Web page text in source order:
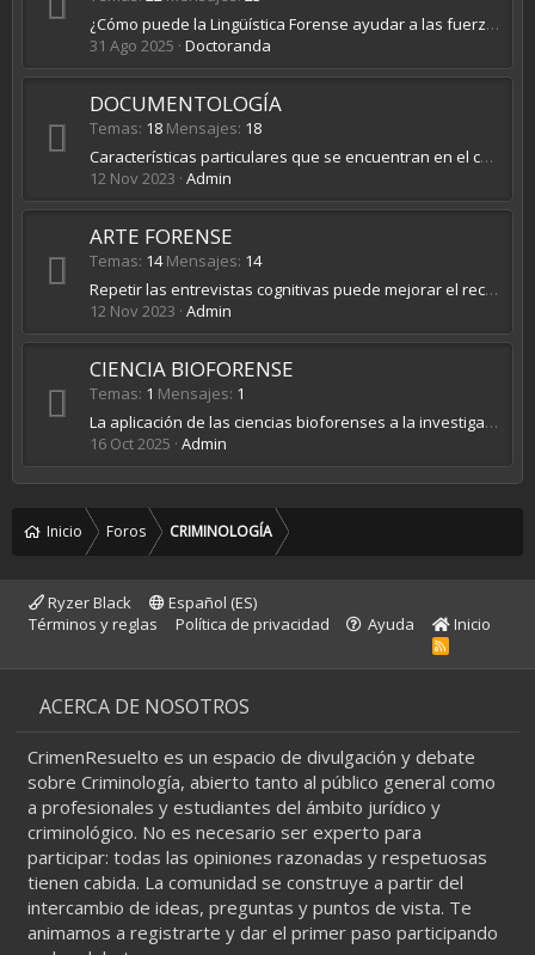
¿Cómo puede la Lingüística Forense ayudar a las fuerzas de seguridad? Aplicaciones pasadas, presentes y futuras
31 Ago 2025 Doctoranda
DOCUMENTOLOGÍA
Temas 18 Mensajes 18
Características particulares que se encuentran en el cotejamiento entre firmas impregnadas en papel y firmas capturadas digitalmente
12 Nov 2023 Admin
ARTE FORENSE
Temas 14 Mensajes 14
Repetir las entrevistas cognitivas puede mejorar el recuerdo de un rostro, pero no el reconocimiento de un retrato compuesto
12 Nov 2023 Admin
CIENCIA BIOFORENSE
Temas 1 Mensajes 1
La aplicación de las ciencias bioforenses a la investigación del bioterrorismo y biocrimen
16 Oct 2025 Admin
Inicio Foros CRIMINOLOGÍA
Ryzer Black
Español (ES)
Términos y reglas
Política de privacidad Ayuda Inicio
R
ACERCA DE NOSOTROS
CrimenResuelto es un espacio de divulgación y debate
sobre Criminología, abierto tanto al público general como
a profesionales y estudiantes del ámbito jurídico y
criminológico. No es necesario ser experto para
participar: todas las opiniones razonadas y respetuosas
tienen cabida. La comunidad se construye a partir del
intercambio de ideas, preguntas y puntos de vista. Te
animamos a registrarte y dar el primer paso participando